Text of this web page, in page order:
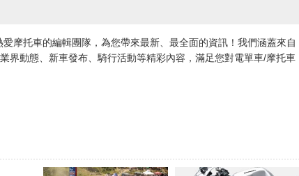
摩托車的編輯團隊，為您帶來最新、最全面的資訊！我們涵蓋來自
界動態、新車發布、騎行活動等精彩內容，滿足您對電單車/摩托車